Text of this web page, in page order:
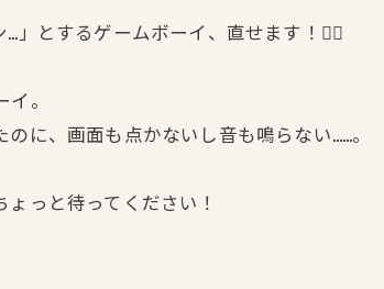
」とするゲームボーイ、直せます！🙅‍♂️
。
に、画面も点かないし音も鳴らない……。
っと待ってください！